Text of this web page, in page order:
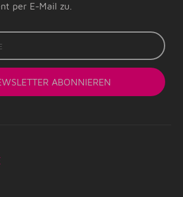
per E-Mail zu.
ABONNIEREN